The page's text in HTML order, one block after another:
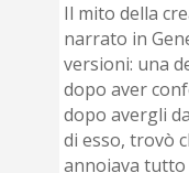
Il mito della
narrato in
versioni: una
dopo aver
dopo avergli
di esso, trovò
annoiava tutto